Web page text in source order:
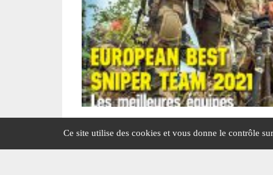
Edito : Pas de pitié entre alliés !
Ce site utilise des cookies et vous donne le contrôle